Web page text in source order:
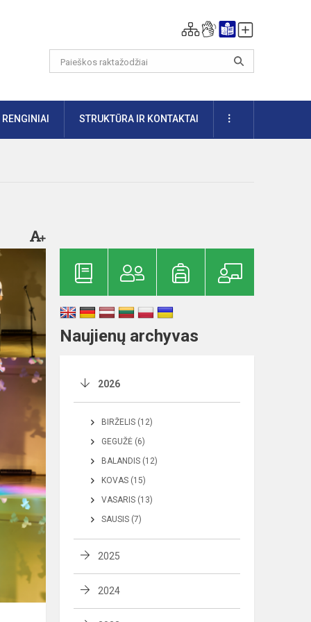
RENGINIAI STRUKTŪRA IR KONTAKTAI DAUGIAU
Naujienų archyvas
2026
BIRŽELIS (12)
GEGUŽĖ (6)
BALANDIS (12)
KOVAS (15)
VASARIS (13)
SAUSIS (7)
2025
2024